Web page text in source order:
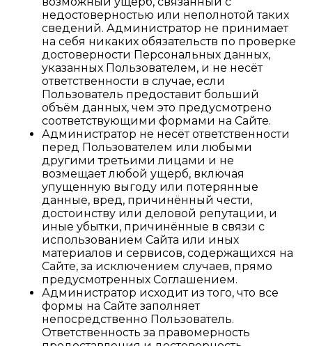
недостоверностью или неполнотой таких
сведений. Администратор не принимает
на себя никаких обязательств по проверке
достоверности Персональных данных,
указанных Пользователем, и не несёт
ответственности в случае, если
Пользователь предоставит больший
объём данных, чем это предусмотрено
соответствующими формами на Сайте.
Администратор не несёт ответственности
перед Пользователем или любыми
другими третьими лицами и не
возмещает любой ущерб, включая
упущенную выгоду или потерянные
данные, вред, причинённый чести,
достоинству или деловой репутации, и
иные убытки, причинённые в связи с
использованием Сайта или иных
материалов и сервисов, содержащихся на
Сайте, за исключением случаев, прямо
предусмотренных Соглашением.
Администратор исходит из того, что все
формы на Сайте заполняет
непосредственно Пользователь.
Ответственность за правомерность